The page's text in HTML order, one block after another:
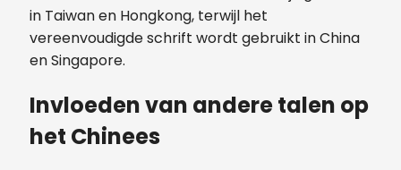
in Taiwan en Hongkong, terwijl het
vereenvoudigde schrift wordt gebruikt in China
en Singapore.
Invloeden van andere talen op
het Chinees